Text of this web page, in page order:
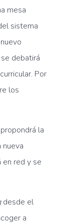
mesa
sistema
debatirá
Por
los
la
nueva
en red y se
desde el
a